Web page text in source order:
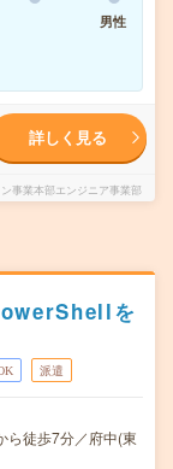
男性
詳しく見る
事業本部エンジニア事業部
を
派遣
ら徒歩7分／府中(東